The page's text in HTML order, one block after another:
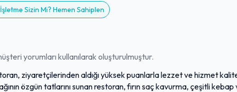
Sizin Mi? Hemen Sahiplen
yorumları kullanılarak oluşturulmuştur.
ziyaretçilerinden aldığı yüksek puanlarla lezzet ve hizmet
özgün tatlarını sunan restoran, fırın saç kavurma, çeşitli kebap